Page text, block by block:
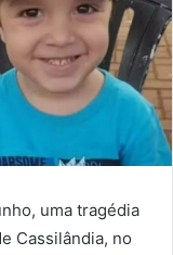
uma tragédia
Cassilândia, no